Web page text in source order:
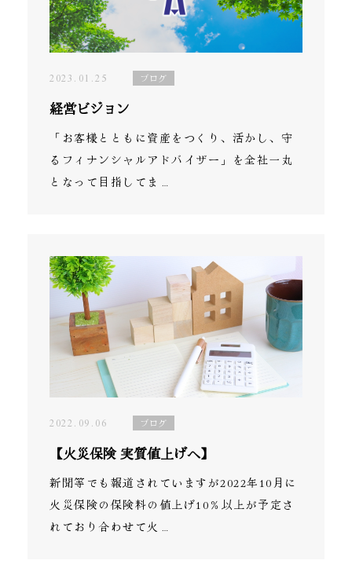
コンテンツ
無料相談受付中！
会社情報
オンライン無料相談申し込み・
経営ビジョン
FD宣言
KPI指標
勧誘方針
個人情報の取り扱いについて
反社会的勢力に対する基本方針
2023.01.25 ブログ
経営ビジョン
「お客様とともに資産をつくり、活かし、守
るフィナンシャルアドバイザー」を全社一丸
となって目指してま…
2022.09.06 ブログ
【火災保険 実質値上げへ】
新聞等でも報道されていますが2022年10月に
火災保険の保険料の値上げ10％以上が予定さ
れており合わせて火…